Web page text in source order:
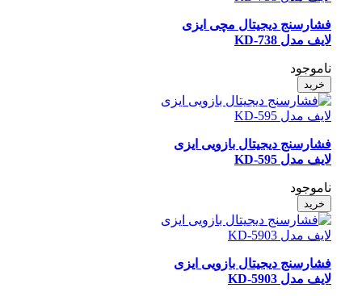
فشارسنج دیجیتال مچی ایزی
لایف مدل KD-738
ناموجود
فشارسنج دیجیتال بازویی ایزی
لایف مدل KD-595
ناموجود
فشارسنج دیجیتال بازویی ایزی
لایف مدل KD-5903